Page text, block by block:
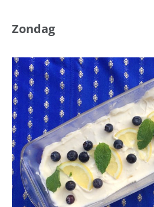
Zondag